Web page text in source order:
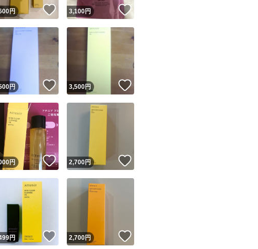
引実績◯+ このユーザーはYahoo!フリマの取引を完了させた実績があります
フリマ実績◯+ このユーザーは他フリマサービスでの取引実績があります
&安心発送
ッジは実績に基づく表示であり、発送を保証しているものではありません
ード＆安心発送
ード発送 このユーザーは高頻度で24時間以内に発送しています
商品画像の無断転載は禁止されています
コピーは
1商品につき1回 です
出品ページへ
！
円 いいね！
3,100円
！
円 いいね！
3,500円
！
円 いいね！
2,700円
！
円 いいね！
2,700円